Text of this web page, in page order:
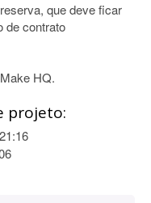
que deve ficar
de contrato
HQ.
projeto: